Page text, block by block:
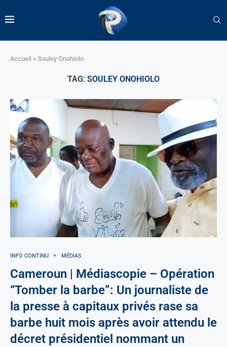
Accueil » Souley Onohiolo
TAG: SOULEY ONOHIOLO
INFO CONTINU MÉDIAS
Cameroun | Médiascopie – Opération
“Tomber la barbe”: Un journaliste de
la presse à capitaux privés rase sa
barbe huit mois après avoir attendu le
décret présidentiel nommant un